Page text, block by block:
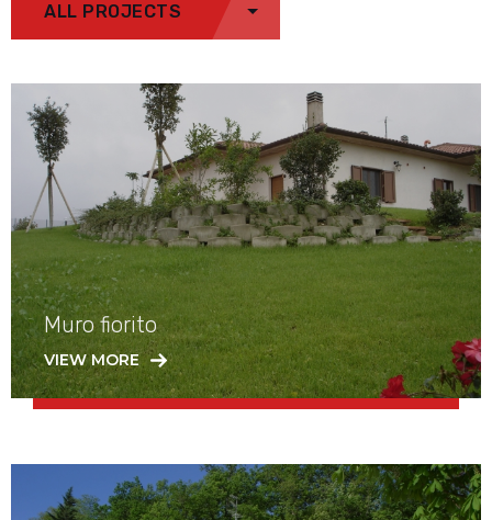
ALL PROJECTS
Muro fiorito
VIEW MORE